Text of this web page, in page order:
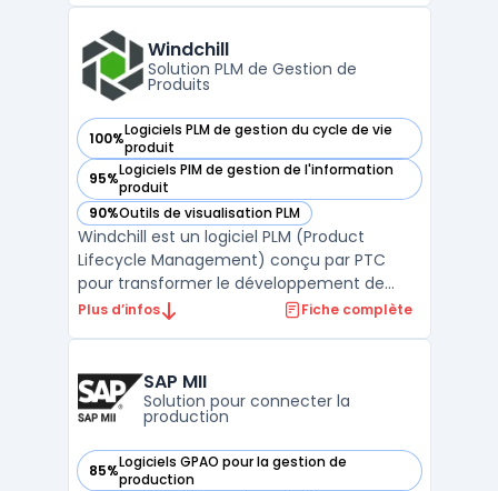
gérer efficacement leurs processus de
fabrication complexes en te ...
Windchill
Solution PLM de Gestion de
Produits
100%Logiciels PLM de gestion du cycle de vie
produit
— voir Windchill dans cette catégorie
95%Logiciels PIM de gestion de l'information
produit
— voir Windchill dans cette catégorie
90%Outils de visualisation PLM
— voir Windchill dans cette catégorie
Windchill est un logiciel PLM (Product
Lifecycle Management) conçu par PTC
pour transformer le développement de
produits. Il permet une collaboration
à Windchill, les utilisateurs peuvent
identifier rapidement la ...
Plus d’infos Fiche complète
SAP MII
Solution pour connecter la
production
85%Logiciels GPAO pour la gestion de
production
— voir SAP MII dans cette catégorie